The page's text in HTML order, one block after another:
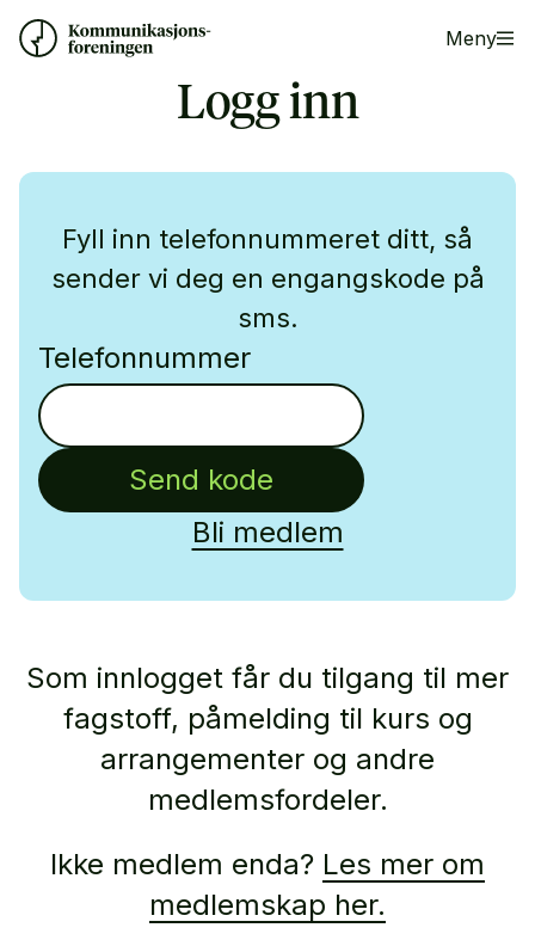
Meny
Logg inn
Fyll inn telefonnummeret ditt, så
sender vi deg en engangskode på
sms.
Telefonnummer
Send kode
Bli medlem
Som innlogget får du tilgang til mer
fagstoff, påmelding til kurs og
arrangementer og andre
medlemsfordeler.
Ikke medlem enda? Les mer om
medlemskap her.